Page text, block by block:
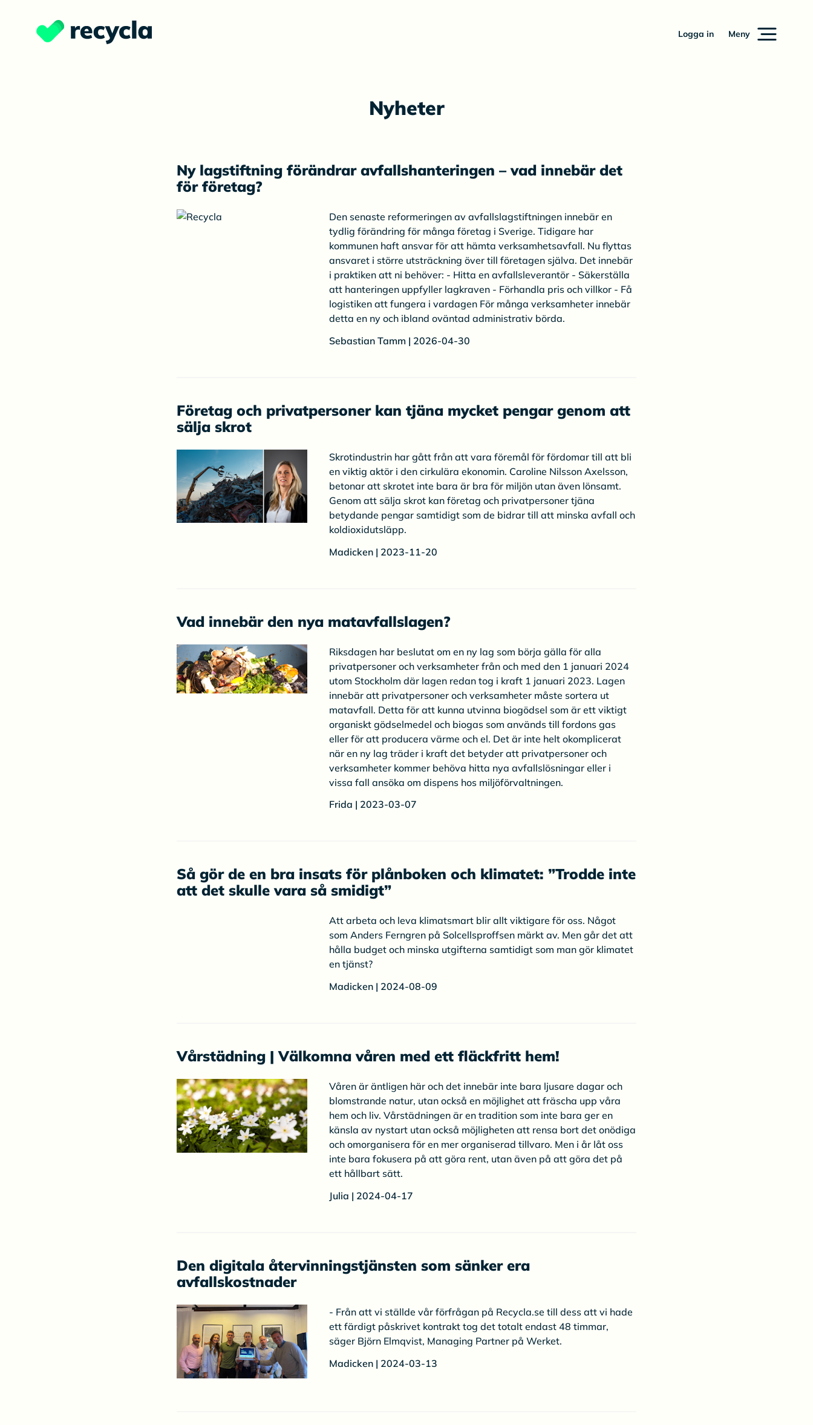
Logga in Meny
Nyheter
Ny lagstiftning förändrar avfallshanteringen – vad innebär det
för företag?
Den senaste reformeringen av avfallslagstiftningen innebär en
tydlig förändring för många företag i Sverige. Tidigare har
kommunen haft ansvar för att hämta verksamhetsavfall. Nu flyttas
ansvaret i större utsträckning över till företagen själva. Det innebär
i praktiken att ni behöver: - Hitta en avfallsleverantör - Säkerställa
att hanteringen uppfyller lagkraven - Förhandla pris och villkor - Få
logistiken att fungera i vardagen För många verksamheter innebär
detta en ny och ibland oväntad administrativ börda.
Sebastian Tamm | 2026-04-30
Företag och privatpersoner kan tjäna mycket pengar genom att
sälja skrot
Skrotindustrin har gått från att vara föremål för fördomar till att bli
en viktig aktör i den cirkulära ekonomin. Caroline Nilsson Axelsson,
betonar att skrotet inte bara är bra för miljön utan även lönsamt.
Genom att sälja skrot kan företag och privatpersoner tjäna
betydande pengar samtidigt som de bidrar till att minska avfall och
koldioxidutsläpp.
Madicken | 2023-11-20
Vad innebär den nya matavfallslagen?
Riksdagen har beslutat om en ny lag som börja gälla för alla
privatpersoner och verksamheter från och med den 1 januari 2024
utom Stockholm där lagen redan tog i kraft 1 januari 2023. Lagen
innebär att privatpersoner och verksamheter måste sortera ut
matavfall. Detta för att kunna utvinna biogödsel som är ett viktigt
organiskt gödselmedel och biogas som används till fordons gas
eller för att producera värme och el. Det är inte helt okomplicerat
när en ny lag träder i kraft det betyder att privatpersoner och
verksamheter kommer behöva hitta nya avfallslösningar eller i
vissa fall ansöka om dispens hos miljöförvaltningen.
Frida | 2023-03-07
Så gör de en bra insats för plånboken och klimatet: ”Trodde inte
att det skulle vara så smidigt”
Att arbeta och leva klimatsmart blir allt viktigare för oss. Något
som Anders Ferngren på Solcellsproffsen märkt av. Men går det att
hålla budget och minska utgifterna samtidigt som man gör klimatet
en tjänst?
Madicken | 2024-08-09
Vårstädning | Välkomna våren med ett fläckfritt hem!
Våren är äntligen här och det innebär inte bara ljusare dagar och
blomstrande natur, utan också en möjlighet att fräscha upp våra
hem och liv. Vårstädningen är en tradition som inte bara ger en
känsla av nystart utan också möjligheten att rensa bort det onödiga
och omorganisera för en mer organiserad tillvaro. Men i år låt oss
inte bara fokusera på att göra rent, utan även på att göra det på
ett hållbart sätt.
Julia | 2024-04-17
Den digitala återvinningstjänsten som sänker era
avfallskostnader
- Från att vi ställde vår förfrågan på Recycla.se till dess att vi hade
ett färdigt påskrivet kontrakt tog det totalt endast 48 timmar,
säger Björn Elmqvist, Managing Partner på Werket.
Madicken | 2024-03-13